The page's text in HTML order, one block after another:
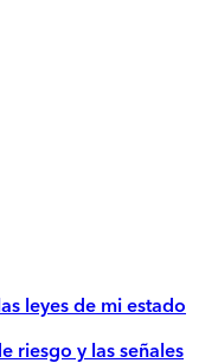
leyes de mi estado
riesgo y las señales